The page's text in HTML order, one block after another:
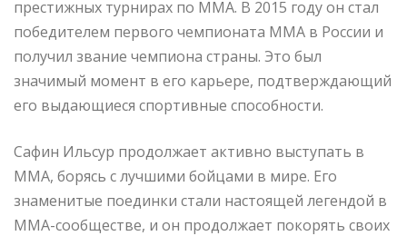
престижных турнирах по ММА. В 2015 году он стал
победителем первого чемпионата ММА в России и
получил звание чемпиона страны. Это был
значимый момент в его карьере, подтверждающий
его выдающиеся спортивные способности.
Сафин Ильсур продолжает активно выступать в
ММА, борясь с лучшими бойцами в мире. Его
знаменитые поединки стали настоящей легендой в
ММА-сообществе, и он продолжает покорять своих